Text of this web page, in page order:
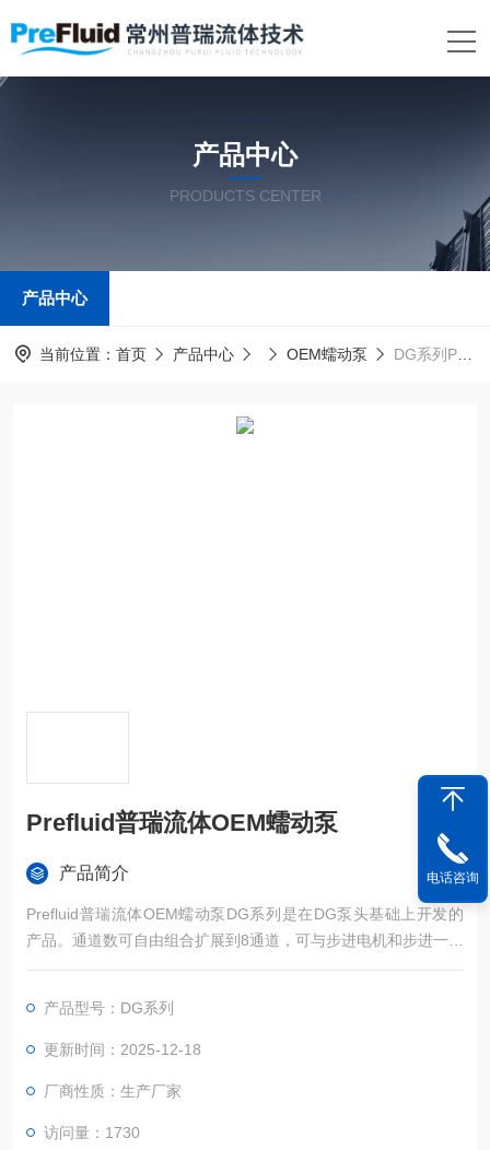
产品中心
PRODUCTS CENTER
产品中心
当前位置： 首页 产品中心 OEM蠕动泵 DG系列Prefluid普瑞流体OEM蠕动泵
Prefluid普瑞流体OEM蠕动泵
产品简介
Prefluid普瑞流体OEM蠕动泵DG系列是在DG泵头基础上开发的
产品。通道数可自由组合扩展到8通道，可与步进电机和步进一体
机灵活搭配。DG泵头为小流量多通道流体输送而设计，可快速更
产品型号：DG系列
更新时间：2025-12-18
厂商性质：生产厂家
访问量：1730
电话咨询